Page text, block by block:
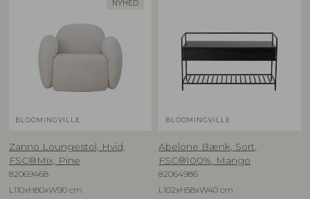
NYHED
BLOOMINGVILLE
Zanno Loungestol, Hvid,
FSC®Mix, Pine
82069468
L110xH80xW90 cm
BLOOMINGVILLE
Abelone Bænk, Sort,
FSC®100%, Mango
82064986
L102xH58xW40 cm